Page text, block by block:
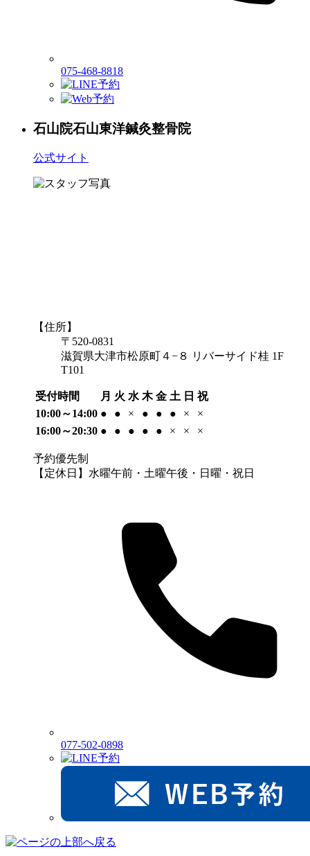
075-468-8818
石山院石山東洋鍼灸整骨院
公式サイト
【住所】
〒520-0831
滋賀県大津市松原町４−８ リバーサイド桂 1F
T101
受付時間 月 火 水 木 金 土 日 祝
10:00～14:00 ● ● × ● ● ● ×
×
16:00～20:30 ● ● ● ● ● × × ×
予約優先制
【定休日】水曜午前・土曜午後・日曜・祝日
077-502-0898